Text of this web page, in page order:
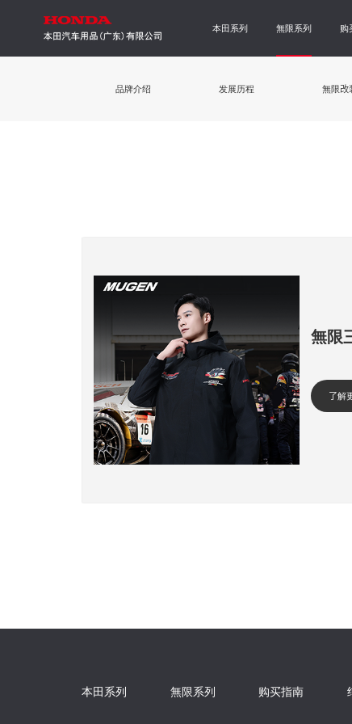
本田系列 無限系列 购
品牌介绍 发展历程 無限改
無限
了解
本田系列 無限系列 购买指南